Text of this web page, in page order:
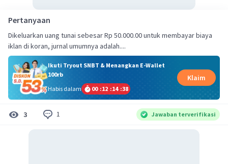
Pertanyaan
Dikeluarkan uang tunai sebesar Rp 50.000.00 untuk membayar biaya
iklan di koran, jurnal umumnya adalah....
Ikuti Tryout SNBT & Menangkan E-Wallet
100rb
Habis dalam
00 :12 :14 :38
Klaim
3 1 Jawaban terverifikasi